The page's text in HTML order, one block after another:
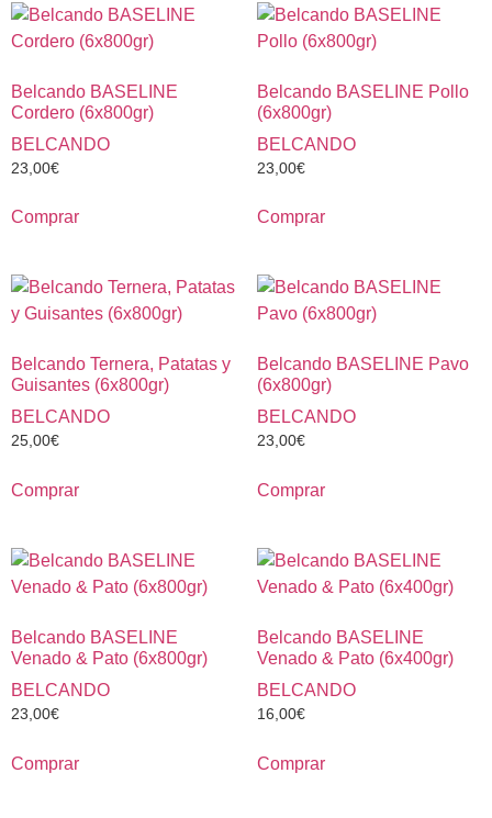
Belcando BASELINE
Cordero (6x800gr)
BELCANDO
23,00€
Comprar
Belcando BASELINE Pollo
(6x800gr)
BELCANDO
23,00€
Comprar
Belcando Ternera, Patatas y
Guisantes (6x800gr)
BELCANDO
25,00€
Comprar
Belcando BASELINE Pavo
(6x800gr)
BELCANDO
23,00€
Comprar
Belcando BASELINE
Venado & Pato (6x800gr)
BELCANDO
23,00€
Comprar
Belcando BASELINE
Venado & Pato (6x400gr)
BELCANDO
16,00€
Comprar